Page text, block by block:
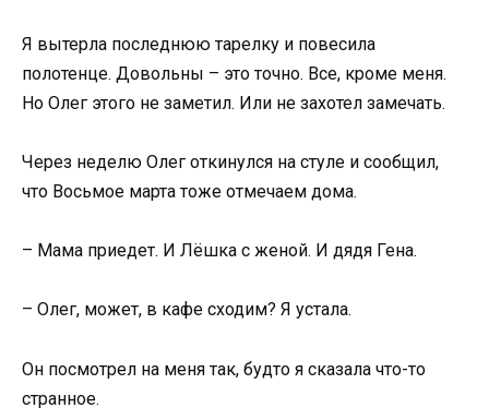
Я вытерла последнюю тарелку и повесила
полотенце. Довольны – это точно. Все, кроме меня.
Но Олег этого не заметил. Или не захотел замечать.
Через неделю Олег откинулся на стуле и сообщил,
что Восьмое марта тоже отмечаем дома.
– Мама приедет. И Лёшка с женой. И дядя Гена.
– Олег, может, в кафе сходим? Я устала.
Он посмотрел на меня так, будто я сказала что-то
странное.